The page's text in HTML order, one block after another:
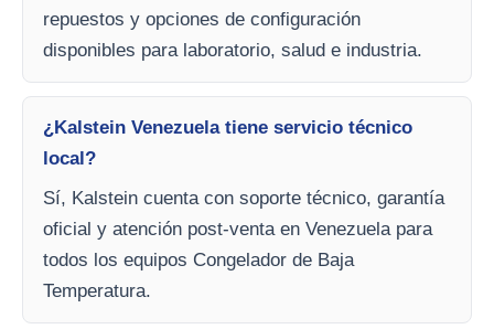
repuestos y opciones de configuración
disponibles para laboratorio, salud e industria.
¿Kalstein Venezuela tiene servicio técnico
local?
Sí, Kalstein cuenta con soporte técnico, garantía
oficial y atención post-venta en Venezuela para
todos los equipos Congelador de Baja
Temperatura.